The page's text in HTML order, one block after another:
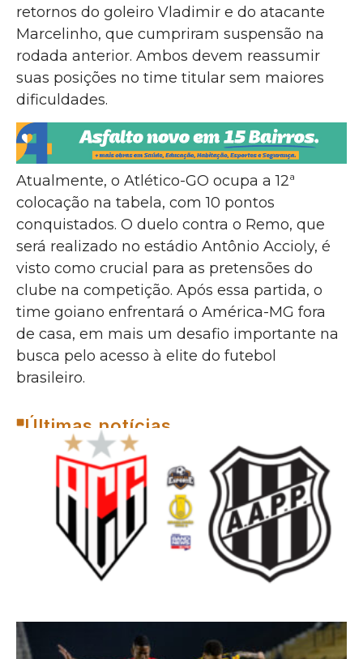
retornos do goleiro Vladimir e do atacante
Marcelinho, que cumpriram suspensão na
rodada anterior. Ambos devem reassumir
suas posições no time titular sem maiores
dificuldades.
Atualmente, o Atlético-GO ocupa a 12ª
colocação na tabela, com 10 pontos
conquistados. O duelo contra o Remo, que
será realizado no estádio Antônio Accioly, é
visto como crucial para as pretensões do
clube na competição. Após essa partida, o
time goiano enfrentará o América-MG fora
de casa, em mais um desafio importante na
busca pelo acesso à elite do futebol
brasileiro.
Últimas notícias